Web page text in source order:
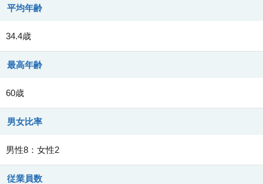
平均年齢
34.4歳
最高年齢
60歳
男女比率
男性8：女性2
従業員数